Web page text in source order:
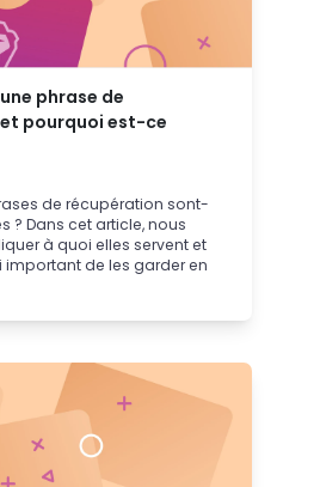
phrase de
pourquoi est-ce
de récupération sont-
? Dans cet article, nous
à quoi elles servent et
important de les garder en